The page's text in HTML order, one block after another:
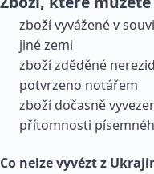
zboží vyvážené v
jiné zemi
zboží zděděné
potvrzeno notářem
zboží dočasně
přítomnosti
Co nelze vyvézt z